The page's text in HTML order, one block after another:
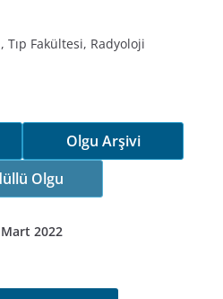
Fakültesi, Radyoloji
Olgu Arşivi
Olgu
2022